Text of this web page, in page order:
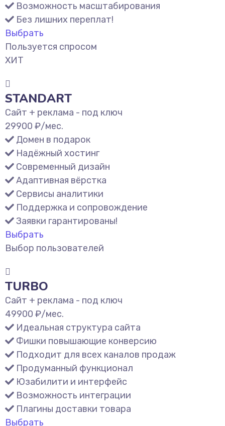
Возможность масштабирования
Без лишних переплат!
Выбрать
Пользуется спросом
ХИТ
STANDART
Сайт + реклама - под ключ
29900 ₽/мес.
Домен в подарок
Надёжный хостинг
Современный дизайн
Адаптивная вёрстка
Сервисы аналитики
Поддержка и сопровождение
Заявки гарантированы!
Выбрать
Выбор пользователей
TURBO
Сайт + реклама - под ключ
49900 ₽/мес.
Идеальная структура сайта
Фишки повышающие конверсию
Подходит для всех каналов продаж
Продуманный функционал
Юзабилити и интерфейс
Возможность интеграции
Плагины доставки товара
Выбрать